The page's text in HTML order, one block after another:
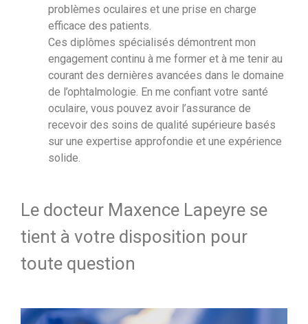
problèmes oculaires et une prise en charge
efficace des patients.
Ces diplômes spécialisés démontrent mon
engagement continu à me former et à me tenir au
courant des dernières avancées dans le domaine
de l’ophtalmologie. En me confiant votre santé
oculaire, vous pouvez avoir l’assurance de
recevoir des soins de qualité supérieure basés
sur une expertise approfondie et une expérience
solide.
Le docteur Maxence Lapeyre se
tient à votre disposition pour
toute question